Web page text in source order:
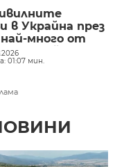
новини
г. - 12:25 ч.
в Украйна през
много от
на войната
01:07 мин.